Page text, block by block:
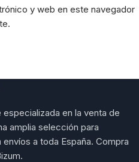
y web en este navegador
especializada en la venta de
amplia selección para
a toda España. Compra